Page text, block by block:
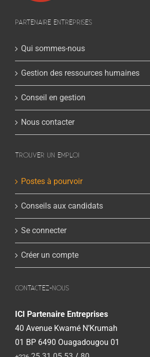
PARTENAIRE ENTREPRISES
Qui sommes-nous
Gestion des ressources humaines
Conseil en gestion
Nous contacter
TROUVER UN EMPLOI
Postes à pourvoir
Conseils aux candidats
Se connecter
Créer un compte
CONTACTEZ-NOUS
ICI Partenaire Entreprises
40 Avenue Kwamé N’Krumah
01 BP 6490 Ouagadougou 01